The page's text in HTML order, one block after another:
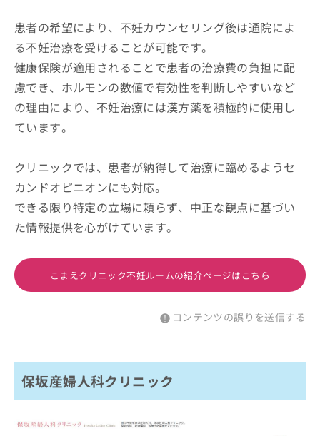
患者の希望により、不妊カウンセリング後は通院によ
る不妊治療を受けることが可能です。
健康保険が適用されることで患者の治療費の負担に配
慮でき、ホルモンの数値で有効性を判断しやすいなど
の理由により、不妊治療には漢方薬を積極的に使用し
ています。
クリニックでは、患者が納得して治療に臨めるようセ
カンドオピニオンにも対応。
できる限り特定の立場に頼らず、中正な観点に基づい
た情報提供を心がけています。
こまえクリニック不妊ルームの紹介ページはこちら
コンテンツの誤りを送信する
保坂産婦人科クリニック